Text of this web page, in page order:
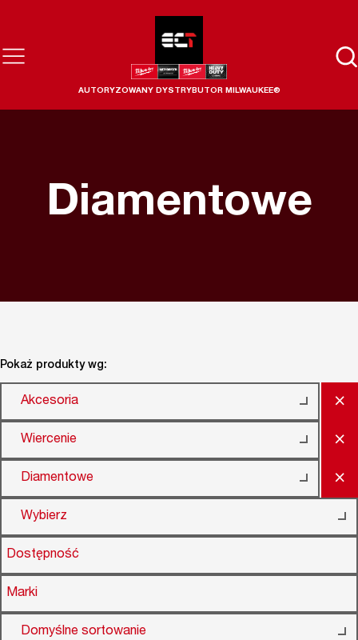
AUTORYZOWANY DYSTRYBUTOR MILWAUKEE®
Diamentowe
Pokaż produkty wg:
Akcesoria ×
Wiercenie ×
Diamentowe ×
Wybierz
Dostępność
Marki
Domyślne sortowanie